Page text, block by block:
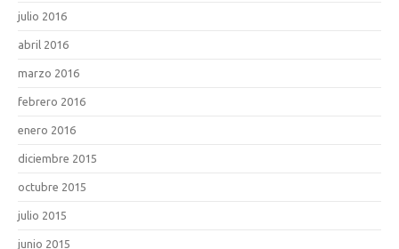
julio 2016
abril 2016
marzo 2016
febrero 2016
enero 2016
diciembre 2015
octubre 2015
julio 2015
junio 2015